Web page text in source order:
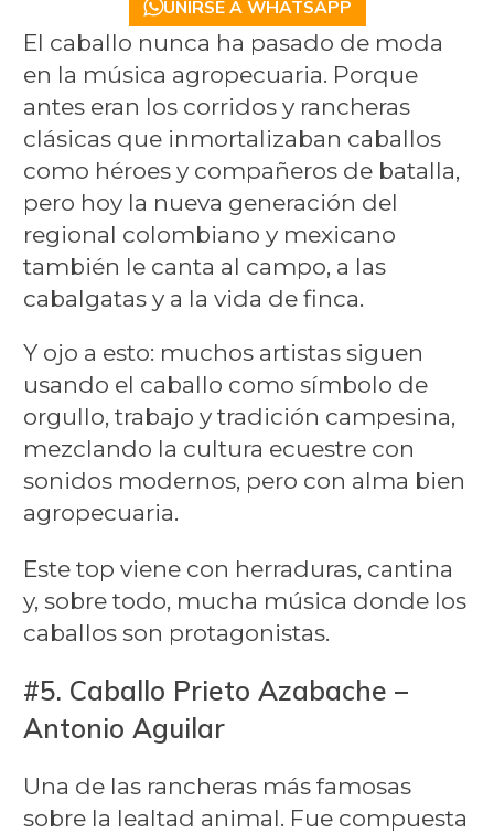
UNIRSE A WHATSAPP
El caballo nunca ha pasado de moda
en la música agropecuaria. Porque
antes eran los corridos y rancheras
clásicas que inmortalizaban caballos
como héroes y compañeros de batalla,
pero hoy la nueva generación del
regional colombiano y mexicano
también le canta al campo, a las
cabalgatas y a la vida de finca.
Y ojo a esto: muchos artistas siguen
usando el caballo como símbolo de
orgullo, trabajo y tradición campesina,
mezclando la cultura ecuestre con
sonidos modernos, pero con alma bien
agropecuaria.
Este top viene con herraduras, cantina
y, sobre todo, mucha música donde los
caballos son protagonistas.
#5. Caballo Prieto Azabache –
Antonio Aguilar
Una de las rancheras más famosas
sobre la lealtad animal. Fue compuesta